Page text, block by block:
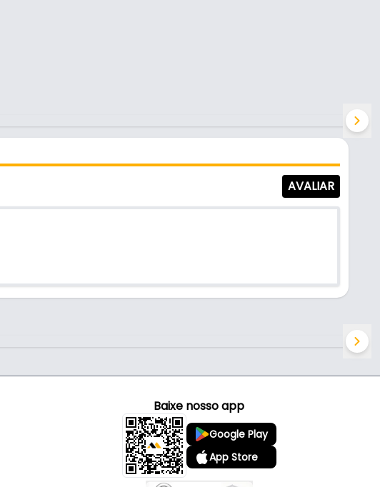
AVALIAR
Baixe nosso app
Google Play
App Store